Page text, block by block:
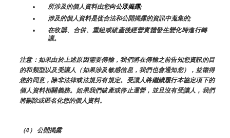
所涉及的個人資料由您向公眾揭露;
涉及的個人資料是從合法和公開揭露的資訊中蒐集的;
在收購、合併、重組或破產後經營實體發生變化時進行轉
讓。
注意：如果由於上述原因需要傳輸，我們將在傳輸之前告知您資訊的目
的和類型以及受讓人（如果涉及敏感信息，我們也會通知您），並徵得
您的同意，除非法律或法規另有規定。受讓人將繼續履行本協定項下的
個人資料相關義務。如果我們破產或停止運營，並且沒有受讓人，我們
將刪除或匿名化您的個人資料。
（4） 公開揭露